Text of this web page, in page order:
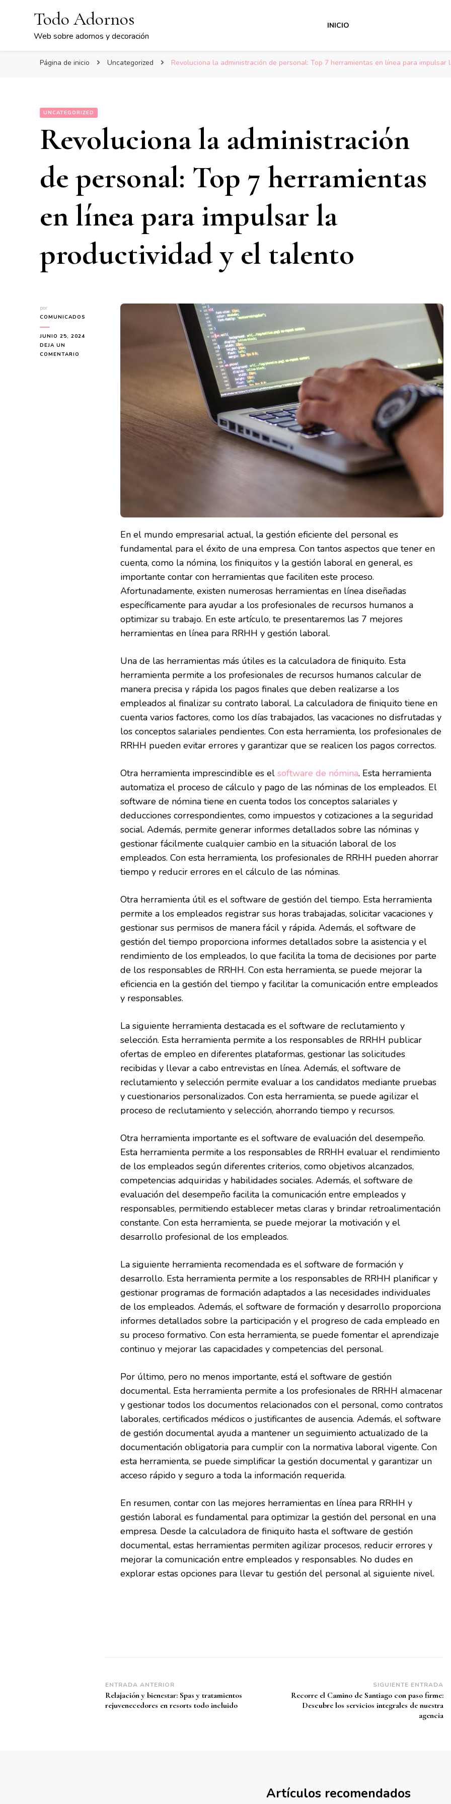
Todo Adornos
Web sobre adornos y decoración
INICIO
Página de inicio Uncategorized Revoluciona la administración de personal: Top 7 herramientas en línea para
UNCATEGORIZED
Revoluciona la administración
de personal: Top 7 herramientas
en línea para impulsar la
productividad y el talento
por
COMUNICADOS
JUNIO 25, 2024
DEJA UN
COMENTARIO
En el mundo empresarial actual, la gestión eficiente del personal es
fundamental para el éxito de una empresa. Con tantos aspectos que tener en
cuenta, como la nómina, los finiquitos y la gestión laboral en general, es
importante contar con herramientas que faciliten este proceso.
Afortunadamente, existen numerosas herramientas en línea diseñadas
específicamente para ayudar a los profesionales de recursos humanos a
optimizar su trabajo. En este artículo, te presentaremos las 7 mejores
herramientas en línea para RRHH y gestión laboral.
Una de las herramientas más útiles es la calculadora de finiquito. Esta
herramienta permite a los profesionales de recursos humanos calcular de
manera precisa y rápida los pagos finales que deben realizarse a los
empleados al finalizar su contrato laboral. La calculadora de finiquito tiene en
cuenta varios factores, como los días trabajados, las vacaciones no disfrutadas y
los conceptos salariales pendientes. Con esta herramienta, los profesionales de
RRHH pueden evitar errores y garantizar que se realicen los pagos correctos.
Otra herramienta imprescindible es el software de nómina. Esta herramienta
automatiza el proceso de cálculo y pago de las nóminas de los empleados. El
software de nómina tiene en cuenta todos los conceptos salariales y
deducciones correspondientes, como impuestos y cotizaciones a la seguridad
social. Además, permite generar informes detallados sobre las nóminas y
gestionar fácilmente cualquier cambio en la situación laboral de los
empleados. Con esta herramienta, los profesionales de RRHH pueden ahorrar
tiempo y reducir errores en el cálculo de las nóminas.
Otra herramienta útil es el software de gestión del tiempo. Esta herramienta
permite a los empleados registrar sus horas trabajadas, solicitar vacaciones y
gestionar sus permisos de manera fácil y rápida. Además, el software de
gestión del tiempo proporciona informes detallados sobre la asistencia y el
rendimiento de los empleados, lo que facilita la toma de decisiones por parte
de los responsables de RRHH. Con esta herramienta, se puede mejorar la
eficiencia en la gestión del tiempo y facilitar la comunicación entre empleados
y responsables.
La siguiente herramienta destacada es el software de reclutamiento y
selección. Esta herramienta permite a los responsables de RRHH publicar
ofertas de empleo en diferentes plataformas, gestionar las solicitudes
recibidas y llevar a cabo entrevistas en línea. Además, el software de
reclutamiento y selección permite evaluar a los candidatos mediante pruebas
y cuestionarios personalizados. Con esta herramienta, se puede agilizar el
proceso de reclutamiento y selección, ahorrando tiempo y recursos.
Otra herramienta importante es el software de evaluación del desempeño.
Esta herramienta permite a los responsables de RRHH evaluar el rendimiento
de los empleados según diferentes criterios, como objetivos alcanzados,
competencias adquiridas y habilidades sociales. Además, el software de
evaluación del desempeño facilita la comunicación entre empleados y
responsables, permitiendo establecer metas claras y brindar retroalimentación
constante. Con esta herramienta, se puede mejorar la motivación y el
desarrollo profesional de los empleados.
La siguiente herramienta recomendada es el software de formación y
desarrollo. Esta herramienta permite a los responsables de RRHH planificar y
gestionar programas de formación adaptados a las necesidades individuales
de los empleados. Además, el software de formación y desarrollo proporciona
informes detallados sobre la participación y el progreso de cada empleado en
su proceso formativo. Con esta herramienta, se puede fomentar el aprendizaje
continuo y mejorar las capacidades y competencias del personal.
Por último, pero no menos importante, está el software de gestión
documental. Esta herramienta permite a los profesionales de RRHH almacenar
y gestionar todos los documentos relacionados con el personal, como contratos
laborales, certificados médicos o justificantes de ausencia. Además, el software
de gestión documental ayuda a mantener un seguimiento actualizado de la
documentación obligatoria para cumplir con la normativa laboral vigente. Con
esta herramienta, se puede simplificar la gestión documental y garantizar un
acceso rápido y seguro a toda la información requerida.
En resumen, contar con las mejores herramientas en línea para RRHH y
gestión laboral es fundamental para optimizar la gestión del personal en una
empresa. Desde la calculadora de finiquito hasta el software de gestión
documental, estas herramientas permiten agilizar procesos, reducir errores y
mejorar la comunicación entre empleados y responsables. No dudes en
explorar estas opciones para llevar tu gestión del personal al siguiente nivel.
Navegación
de
entradas
ENTRADA ANTERIOR
Relajación y bienestar: Spas y tratamientos
rejuvenecedores en resorts todo incluido
SIGUIENTE ENTRADA
Recorre el Camino de Santiago con paso firme:
Descubre los servicios integrales de nuestra
agencia
Artículos recomendados